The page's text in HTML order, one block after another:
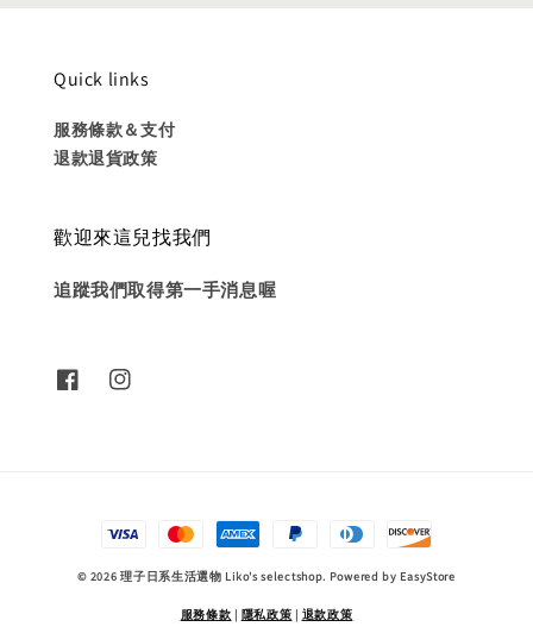
Quick links
服務條款＆支付
退款退貨政策
歡迎來這兒找我們
追蹤我們取得第一手消息喔
© 2026 理子日系生活選物 Liko's selectshop. Powered by EasyStore
服務條款 | 隱私政策 | 退款政策